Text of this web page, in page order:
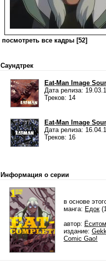
посмотреть все кадры [52]
Саундтрек
Eat-Man Image
Дата релиза:
Треков: 14
Eat-Man Image
Дата релиза:
Треков: 16
Информация о серии
в основе
манга: Едок
автор:
издание:
Comic Gao!